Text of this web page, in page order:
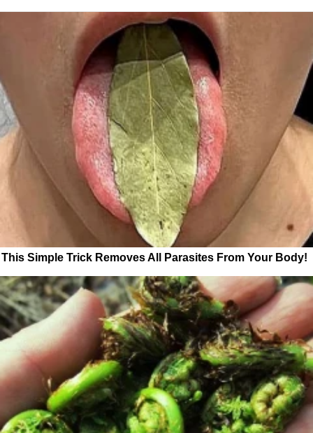
This Simple Trick Removes All Parasites From Your Body!